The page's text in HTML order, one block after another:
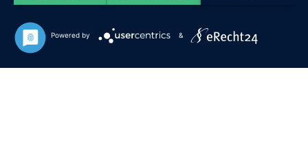
Powered by &